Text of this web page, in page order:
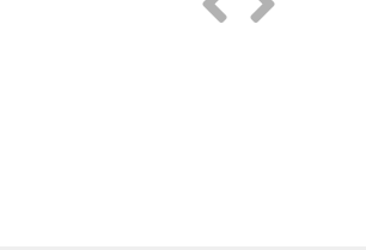
PrethodnaSlijedeća